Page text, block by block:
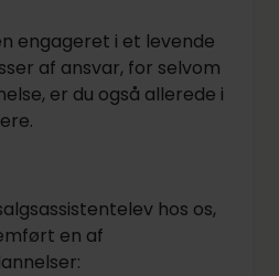
engageret i et levende
af ansvar, for selvom
er du også allerede i
hos os,
en af